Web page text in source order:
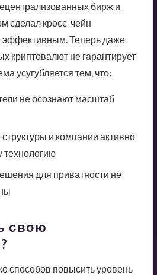
бирж и
сделал кросс-чейн
эффективным. Теперь даже
криптовалют не гарантирует
усугубляется тем, что:
не осознают масштаб
и компании активно
технологию
для приватности не
свою
способов повысить уровень